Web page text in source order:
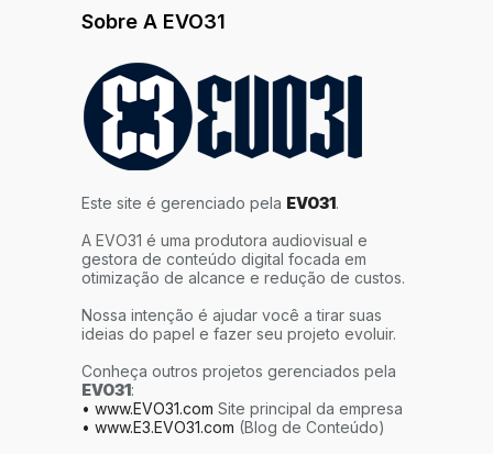
Sobre A EVO31
Este site é gerenciado pela EVO31.
A EVO31 é uma produtora audiovisual e
gestora de conteúdo digital focada em
otimização de alcance e redução de custos.
Nossa intenção é ajudar você a tirar suas
ideias do papel e fazer seu projeto evoluir.
Conheça outros projetos gerenciados pela
EVO31:
• www.EVO31.com Site principal da empresa
• www.E3.EVO31.com (Blog de Conteúdo)